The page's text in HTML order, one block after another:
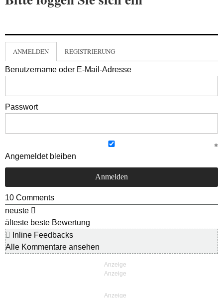
ANMELDEN REGISTRIERUNG
Benutzername oder E-Mail-Adresse
Passwort
Angemeldet bleiben
10 Comments
neuste
älteste beste Bewertung
Inline Feedbacks
Alle Kommentare ansehen
Anzeige